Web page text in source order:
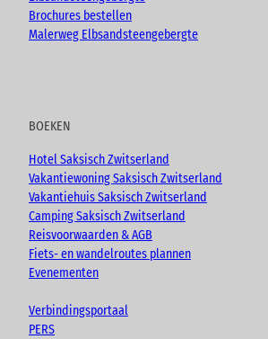
Brochures bestellen
Malerweg Elbsandsteengebergte
BOEKEN
Hotel Saksisch Zwitserland
Vakantiewoning Saksisch Zwitserland
Vakantiehuis Saksisch Zwitserland
Camping Saksisch Zwitserland
Reisvoorwaarden & AGB
Fiets- en wandelroutes plannen
Evenementen
Verbindingsportaal
PERS